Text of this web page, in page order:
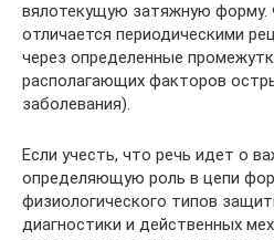
вялотекущую затяжную форму.
отличается периодическими
через определенные
располагающих факторов
заболевания).
Если учесть, что речь идет о
определяющую роль в цепи
физиологического типов
диагностики и действенных